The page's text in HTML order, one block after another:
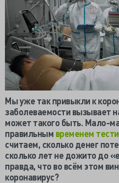
Мы уже так привыкли к
заболеваемости вызывает
может такого быть. Мало-
правильным временем
считаем, сколько денег
сколько лет не дожито до
правда, что во всём этом
коронавирус?